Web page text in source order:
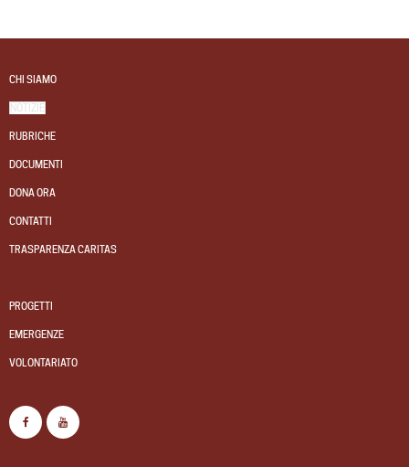
CHI SIAMO
NOTIZIE
RUBRICHE
DOCUMENTI
DONA ORA
CONTATTI
TRASPARENZA CARITAS
PROGETTI
EMERGENZE
VOLONTARIATO